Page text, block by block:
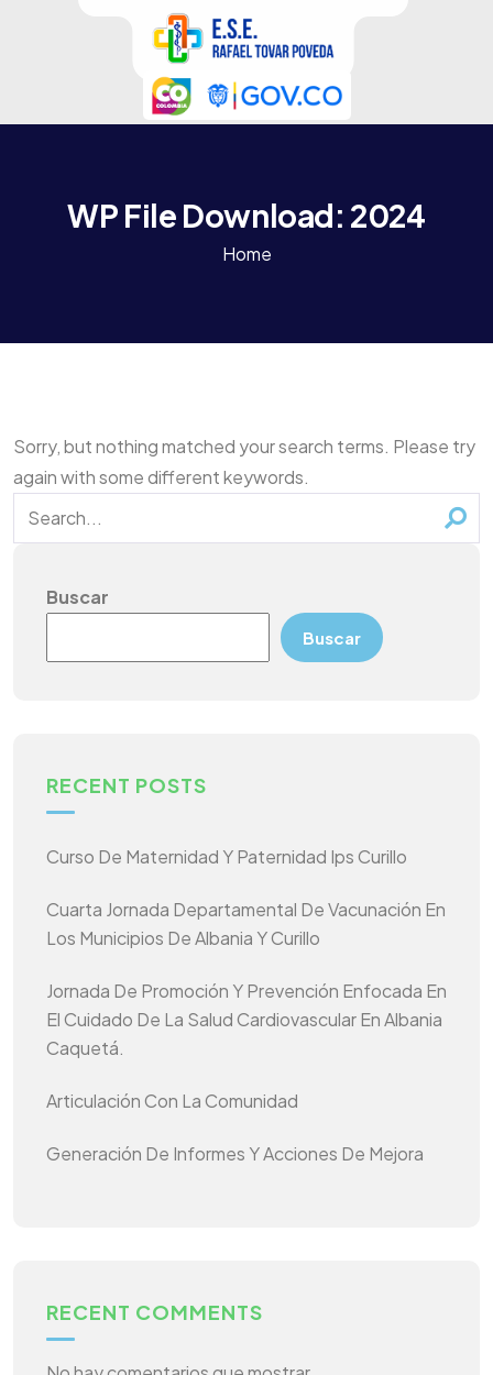
WP File Download: 2024
Home
Sorry, but nothing matched your search terms. Please try
again with some different keywords.
Buscar
Buscar
RECENT POSTS
Curso De Maternidad Y Paternidad Ips Curillo
Cuarta Jornada Departamental De Vacunación En
Los Municipios De Albania Y Curillo
Jornada De Promoción Y Prevención Enfocada En
El Cuidado De La Salud Cardiovascular En Albania
Caquetá.
Articulación Con La Comunidad
Generación De Informes Y Acciones De Mejora
RECENT COMMENTS